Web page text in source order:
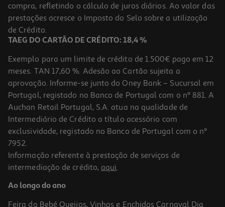
1.49 €/un
1,49 €
Cubos De Gelo Limões Tobrands 18 Unidades
1.49 €/un
compra, refletindo o cálculo de juros diários. Ao valor das
prestações acresce o Imposto do Selo sobre a utilização
de Crédito.
TAEG DO CARTÃO DE CRÉDITO: 18,4 %
Exemplo para um limite de crédito de 1.500€ pago em 12
meses. TAN 17,60 %. Adesão ao Cartão sujeita a
aprovação. Informe-se junto do Oney Bank – Sucursal em
Portugal, registado no Banco de Portugal com o nº 881. A
Auchan Retail Portugal, S.A. atua na qualidade de
Intermediário de Crédito a título acessório com
exclusividade, registado no Banco de Portugal com o nº
7952.
Informação referente à prestação de serviços de
intermediação de crédito, aqui.
Ao longo do ano
Feira do Bebé Queijos, Vinhos e Enchidos Carnaval Dia